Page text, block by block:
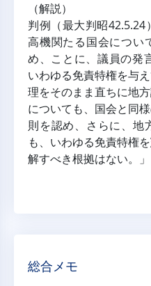
（解説）
判例（最大判昭
高機関たる国会につい
め、ことに、議員の発
いわゆる免責特権を与
理をそのまま直ちに地
についても、国会と同
則を認め、さらに、地
も、いわゆる免責特権
解すべき根拠はない。」
総合メモ